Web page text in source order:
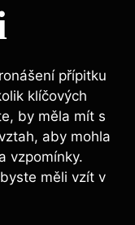
přípitku
klíčových‍
by měla mít s
⁣aby mohla
vzpomínky.
měli vzít v